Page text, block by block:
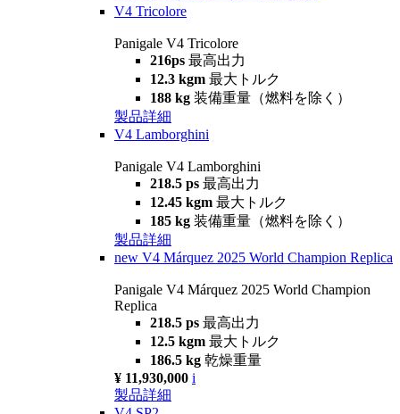
V4 Tricolore
Panigale V4 Tricolore
216ps 最高出力
12.3 kgm 最大トルク
188 kg 装備重量（燃料を除く）
製品詳細
V4 Lamborghini
Panigale V4 Lamborghini
218.5 ps 最高出力
12.45 kgm 最大トルク
185 kg 装備重量（燃料を除く）
製品詳細
new V4 Márquez 2025 World Champion Replica
Panigale V4 Márquez 2025 World Champion
Replica
218.5 ps 最高出力
12.5 kgm 最大トルク
186.5 kg 乾燥重量
¥ 11,930,000 i
製品詳細